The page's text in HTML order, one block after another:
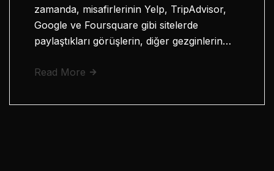
zamanda, misafirlerinin Yelp, TripAdvisor,
Google ve Foursquare gibi sitelerde
paylaştıkları görüşlerin, diğer gezginlerin…
Read More